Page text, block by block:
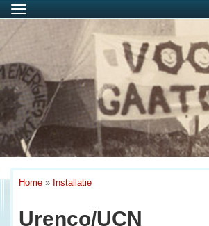
Menu
Home » Installatie
Urenco/UCN